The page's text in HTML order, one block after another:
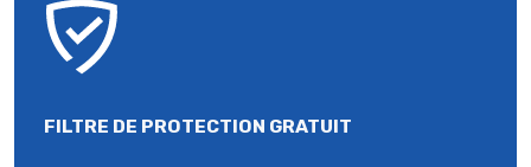
FILTRE DE PROTECTION GRATUIT